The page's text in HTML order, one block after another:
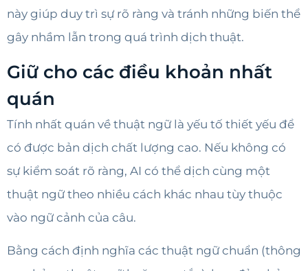
này giúp duy trì sự rõ ràng và tránh những biến thể
gây nhầm lẫn trong quá trình dịch thuật.
Giữ cho các điều khoản nhất
quán
Tính nhất quán về thuật ngữ là yếu tố thiết yếu để
có được bản dịch chất lượng cao. Nếu không có
sự kiểm soát rõ ràng, AI có thể dịch cùng một
thuật ngữ theo nhiều cách khác nhau tùy thuộc
vào ngữ cảnh của câu.
Bằng cách định nghĩa các thuật ngữ chuẩn (thông